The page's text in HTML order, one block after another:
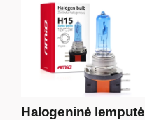
Halogeninė lemputė